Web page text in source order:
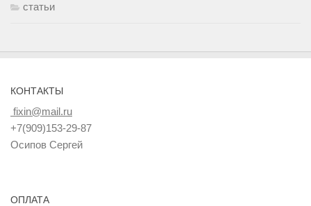
статьи
КОНТАКТЫ
fixin@mail.ru
+7(909)153-29-87
Осипов Сергей
ОПЛАТА